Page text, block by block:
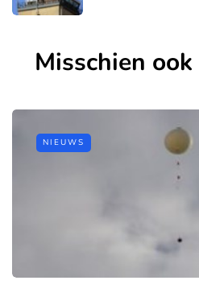
Misschien
NIEUWS